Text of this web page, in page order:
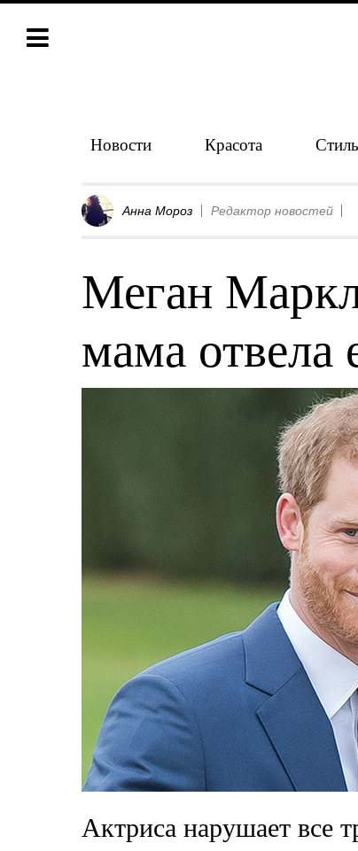
Новости Красота Стиль
Анна Мороз Редактор новостей
Меган
мама отвела
Актриса нарушает все